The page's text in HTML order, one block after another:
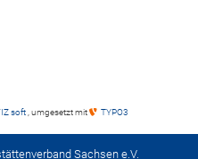
soft , umgesetzt mit TYPO3
Sachsen e.V.